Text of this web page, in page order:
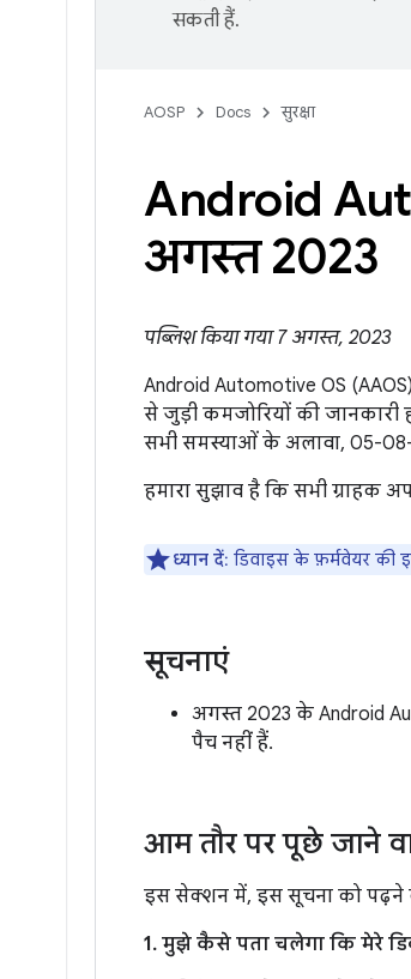
सकती हैं.
AOSP Docs सुरक्षा
Android
अगस्त 2023
पब्लिश किया गया 7 अगस्त, 2023
Android Automotive OS
से जुड़ी कमजोरियों की जानकारी
सभी समस्याओं के अलावा, 05-08-
हमारा सुझाव है कि सभी ग्राहक
ध्यान दें: डिवाइस के फ़र्मवेयर की
सूचनाएं
अगस्त 2023 के Android
पैच नहीं हैं.
आम तौर पर पूछे जाने
इस सेक्शन में, इस सूचना को पढ़ने
1. मुझे कैसे पता चलेगा कि मेरे